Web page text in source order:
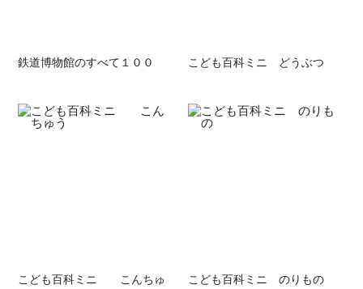
鉄道博物館のすべて１００ こども百科ミニ どうぶつ
こども百科ミニ こんちゅ
こども百科ミニ のりもの